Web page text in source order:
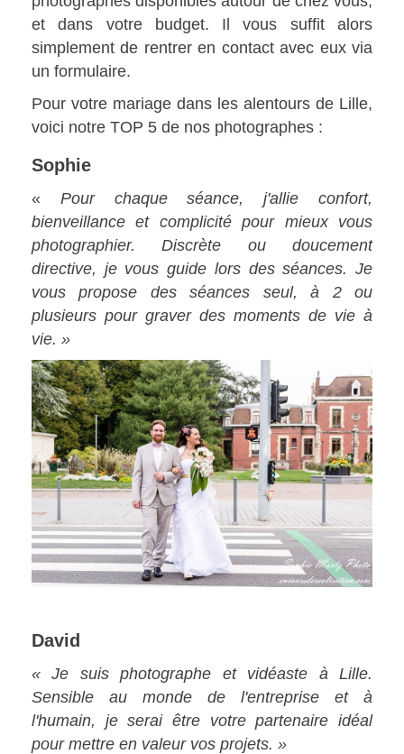
et dans votre budget. Il vous suffit alors
simplement de rentrer en contact avec eux via
un formulaire.
Pour votre mariage dans les alentours de Lille,
voici notre TOP 5 de nos photographes :
Sophie
« Pour chaque séance, j'allie confort,
bienveillance et complicité pour mieux vous
photographier. Discrète ou doucement
directive, je vous guide lors des séances. Je
vous propose des séances seul, à 2 ou
plusieurs pour graver des moments de vie à
vie. »
David
« Je suis photographe et vidéaste à Lille.
Sensible au monde de l'entreprise et à
l'humain, je serai être votre partenaire idéal
pour mettre en valeur vos projets. »